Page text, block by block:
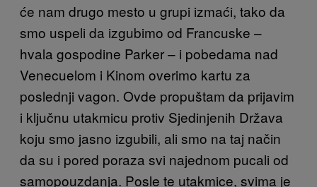
će nam drugo mesto u grupi izmaći, tako da
smo uspeli da izgubimo od Francuske –
hvala gospodine Parker – i pobedama nad
Venecuelom i Kinom overimo kartu za
poslednji vagon. Ovde propuštam da prijavim
i ključnu utakmicu protiv Sjedinjenih Država
koju smo jasno izgubili, ali smo na taj način
da su i pored poraza svi najednom pucali od
samopouzdanja. Posle te utakmice, svima je